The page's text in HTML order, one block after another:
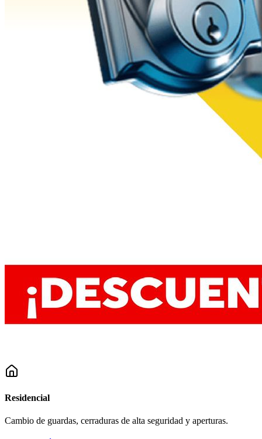
Residencial
Cambio de guardas, cerraduras de alta seguridad y aperturas.